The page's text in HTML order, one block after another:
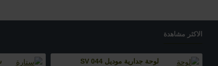
اﻻكثر مشاهدة
لوحة جدارية موديل SV 044